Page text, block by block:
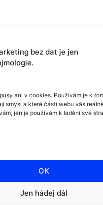
bez dat je jen
ani v cookies. Používám je k
smysl a které části webu vás
jen je používám k ladění své
OK
Jen hádej dál
vyhrazena. Ceny bez
Vždy platíVOP.
v ČR tenhle newsletter
vy.
získat taky náskok před